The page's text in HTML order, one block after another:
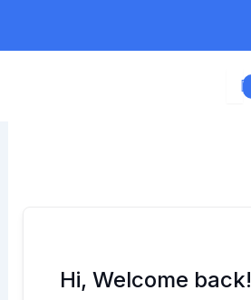
content
Hi, Welcome back!